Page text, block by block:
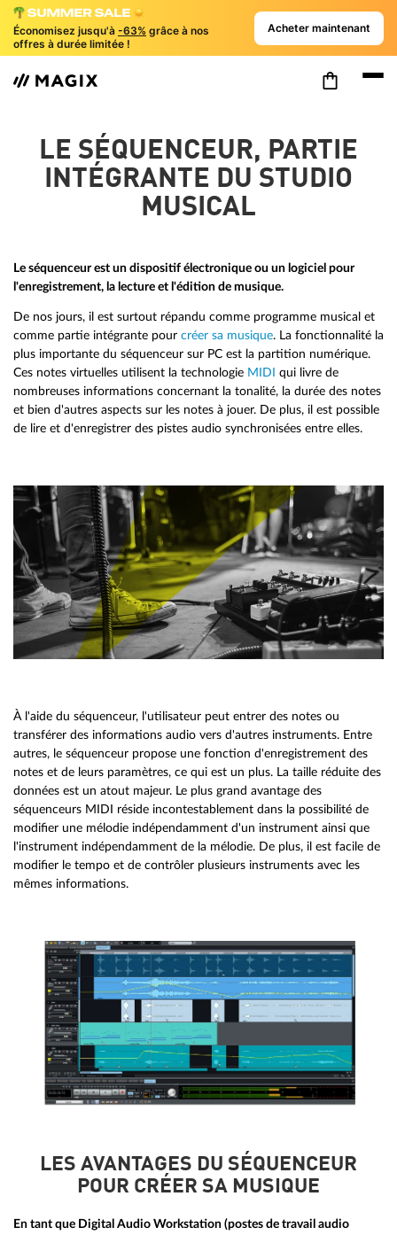
Économisez jusqu'à -63% grâce à nos
offres à durée limitée !
Acheter maintenant
LE SÉQUENCEUR, PARTIE
INTÉGRANTE DU STUDIO
MUSICAL
Le séquenceur est un dispositif électronique ou un logiciel pour
l'enregistrement, la lecture et l'édition de musique.
De nos jours, il est surtout répandu comme programme musical et
comme partie intégrante pour créer sa musique. La fonctionnalité la
plus importante du séquenceur sur PC est la partition numérique.
Ces notes virtuelles utilisent la technologie MIDI qui livre de
nombreuses informations concernant la tonalité, la durée des notes
et bien d'autres aspects sur les notes à jouer. De plus, il est possible
de lire et d'enregistrer des pistes audio synchronisées entre elles.
À l'aide du séquenceur, l'utilisateur peut entrer des notes ou
transférer des informations audio vers d'autres instruments. Entre
autres, le séquenceur propose une fonction d'enregistrement des
notes et de leurs paramètres, ce qui est un plus. La taille réduite des
données est un atout majeur. Le plus grand avantage des
séquenceurs MIDI réside incontestablement dans la possibilité de
modifier une mélodie indépendamment d'un instrument ainsi que
l'instrument indépendamment de la mélodie. De plus, il est facile de
modifier le tempo et de contrôler plusieurs instruments avec les
mêmes informations.
LES AVANTAGES DU SÉQUENCEUR
POUR CRÉER SA MUSIQUE
En tant que Digital Audio Workstation (postes de travail audio